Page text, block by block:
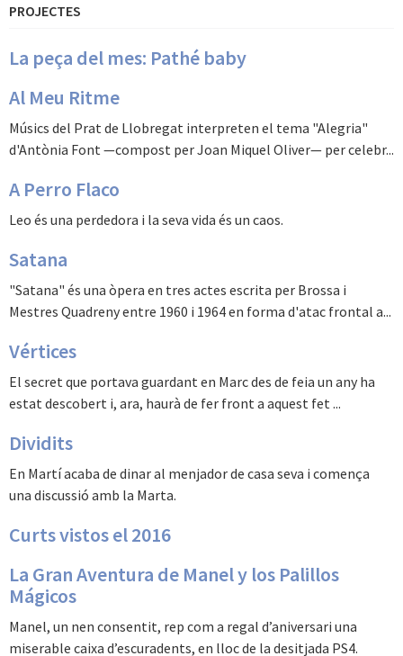
PROJECTES
La peça del mes: Pathé baby
Al Meu Ritme
Músics del Prat de Llobregat interpreten el tema "Alegria"
d'Antònia Font —compost per Joan Miquel Oliver— per celebr...
A Perro Flaco
Leo és una perdedora i la seva vida és un caos.
Satana
"Satana" és una òpera en tres actes escrita per Brossa i
Mestres Quadreny entre 1960 i 1964 en forma d'atac frontal a...
Vértices
El secret que portava guardant en Marc des de feia un any ha
estat descobert i, ara, haurà de fer front a aquest fet ...
Dividits
En Martí acaba de dinar al menjador de casa seva i comença
una discussió amb la Marta.
Curts vistos el 2016
La Gran Aventura de Manel y los Palillos
Mágicos
Manel, un nen consentit, rep com a regal d’aniversari una
miserable caixa d’escuradents, en lloc de la desitjada PS4.